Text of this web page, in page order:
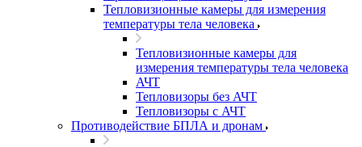
Тепловизионные камеры для измерения
температуры тела человека
Тепловизионные камеры для
измерения температуры тела человека
АЧТ
Тепловизоры без АЧТ
Тепловизоры с АЧТ
Противодействие БПЛА и дронам